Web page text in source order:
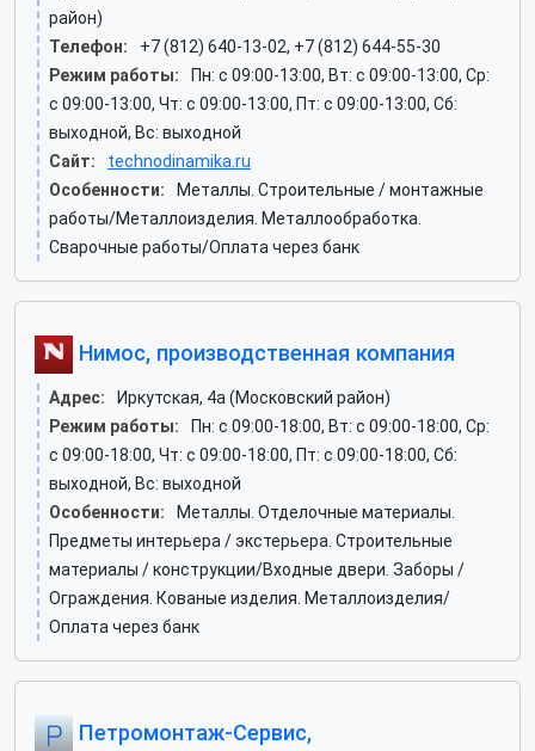
район)
Телефон:
+7 (812) 640-13-02, +7 (812) 644-55-30
Режим работы:
Пн: c 09:00-13:00, Вт: c 09:00-13:00, Ср:
c 09:00-13:00, Чт: c 09:00-13:00, Пт: c 09:00-13:00, Сб:
выходной, Вс: выходной
Сайт:
technodinamika.ru
Особенности:
Металлы. Строительные / монтажные
работы/Металлоизделия. Металлообработка.
Сварочные работы/Оплата через банк
Нимос, производственная компания
Адрес:
Иркутская, 4а (Московский район)
Режим работы:
Пн: c 09:00-18:00, Вт: c 09:00-18:00, Ср:
c 09:00-18:00, Чт: c 09:00-18:00, Пт: c 09:00-18:00, Сб:
выходной, Вс: выходной
Особенности:
Металлы. Отделочные материалы.
Предметы интерьера / экстерьера. Строительные
материалы / конструкции/Входные двери. Заборы /
Ограждения. Кованые изделия. Металлоизделия/
Оплата через банк
Петромонтаж-Сервис,